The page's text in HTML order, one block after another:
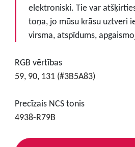
elektroniski. Tie var
toņa, jo mūsu krāsu uztveri
virsma, atspīdums,
RGB vērtības
59, 90, 131 (#3B5A83)
Precīzais NCS tonis
4938-R79B